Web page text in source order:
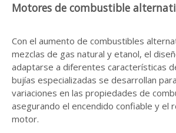
Motores de combustible
Con el aumento de combustibles
mezclas de gas natural y etanol, el
adaptarse a diferentes características
bujías especializadas se desarrollan
variaciones en las propiedades de
asegurando el encendido confiable y el
motor.